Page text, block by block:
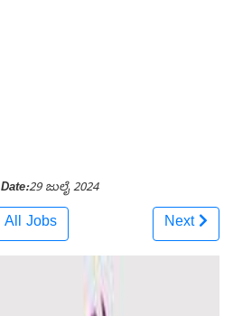
Date:29 ಜುಲೈ 2024
All Jobs Next